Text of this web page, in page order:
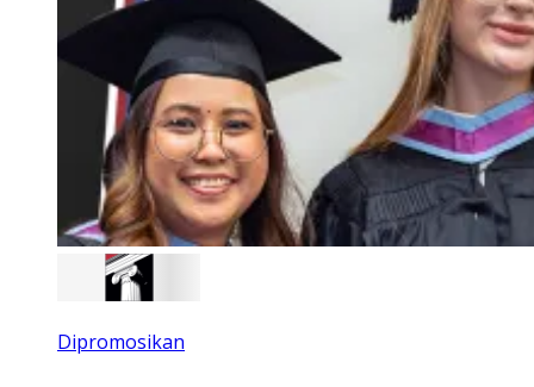
Dipromosikan